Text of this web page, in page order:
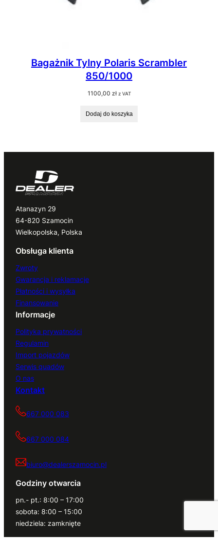
Bagażnik Tylny Polaris Scrambler
850/1000
1100,00 zł z VAT
Dodaj do koszyka
Atanazyn 29
64-820 Szamocin
Wielkopolska, Polska
Obsługa klienta
Zwroty
Gwarancja i reklamacje
Płatności i wysyłka
Finansowanie
Informacje
Polityka prywatności
Regulamin
Import pojazdów
Serwis quadów
O nas
Kontakt
667 000 083
667 000 084
biuro@dealerszamocin.pl
Godziny otwarcia
pn.- pt.: 8:00 – 17:00
sobota: 8:00 – 15:00
niedziela: zamknięte